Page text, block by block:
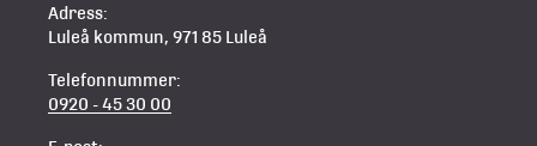
Adress:
Luleå kommun, 971 85 Luleå
Telefonnummer:
0920 - 45 30 00